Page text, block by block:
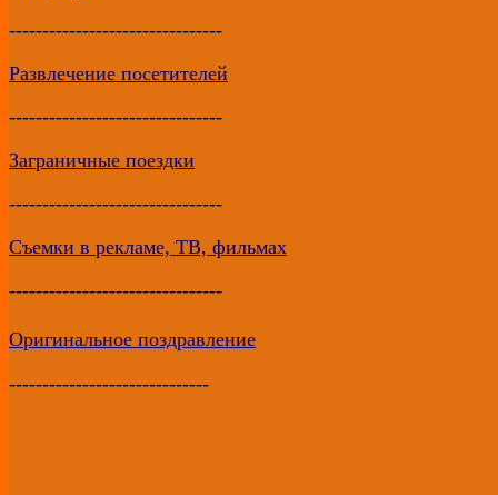
--------------------------------
Развлечение посетителей
--------------------------------
Заграничные поездки
--------------------------------
Съемки в рекламе, ТВ, фильмах
--------------------------------
Оригинальное поздравление
------------------------------